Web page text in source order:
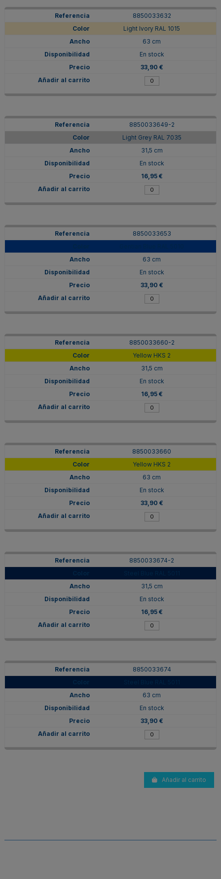
8850033632
Light Ivory RAL 1015
63 cm
En stock
33,90 €
8850033649-2
Light Grey RAL 7035
31,5 cm
En stock
16,95 €
8850033653
63 cm
En stock
33,90 €
8850033660-2
Yellow HKS 2
31,5 cm
En stock
16,95 €
8850033660
Yellow HKS 2
63 cm
En stock
33,90 €
8850033674-2
31,5 cm
En stock
16,95 €
8850033674
63 cm
En stock
33,90 €
Añadir al carrito